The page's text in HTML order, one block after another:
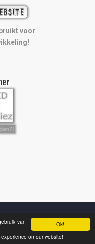
Ok!
van
on our website!
voor
ViaNova|Disclaimer